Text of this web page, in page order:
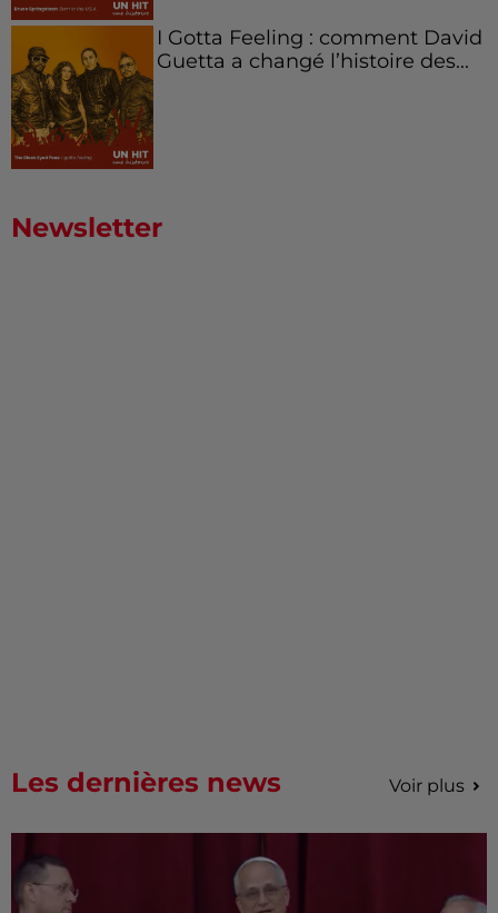
I Gotta Feeling : comment David
Guetta a changé l’histoire des...
Newsletter
Les dernières news Voir plus